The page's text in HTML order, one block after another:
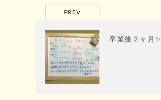
PREV
卒業後２ヶ月✨